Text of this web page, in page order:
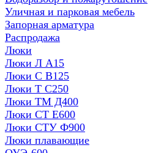
Уличная и парковая мебель
Запорная арматура
Распродажа
Люки
Люки Л А15
Люки С В125
Люки Т С250
Люки ТМ Д400
Люки СТ Е600
Люки СТУ Ф900
Люки плавающие